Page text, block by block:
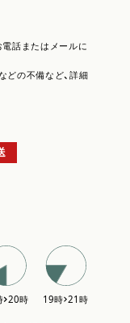
話またはメールに
どの不備など、詳細